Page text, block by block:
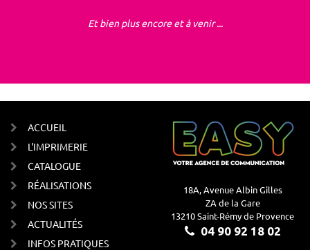
Et bien plus encore et à venir ...
ACCUEIL
L'IMPRIMERIE
CATALOGUE
RÉALISATIONS
NOS SITES
ACTUALITÉS
INFOS PRATIQUES
18A, Avenue Albin Gilles
ZA de la Gare
13210 Saint-Rémy de Provence
04 90 92 18 02